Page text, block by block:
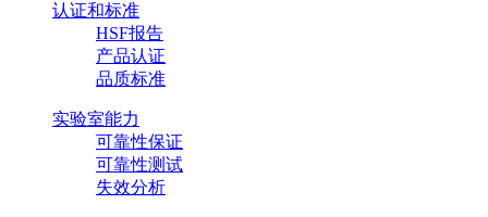
认证和标准
HSF报告
产品认证
品质标准
实验室能力
可靠性保证
可靠性测试
失效分析